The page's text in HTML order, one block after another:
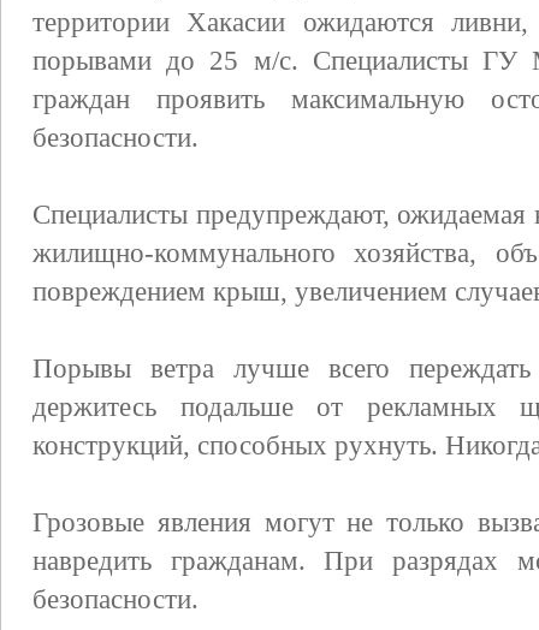
территории Хакасии ожидаются
порывами до 25 м/с. Специалисты ГУ
граждан проявить максимальную
безопасности.
Специалисты предупреждают, ожидаемая
жилищно-коммунального хозяйства,
повреждением крыш, увеличением
Порывы ветра лучше всего
держитесь подальше от рекламных
конструкций, способных рухнуть.
Грозовые явления могут не только
навредить гражданам. При разрядах
безопасности.